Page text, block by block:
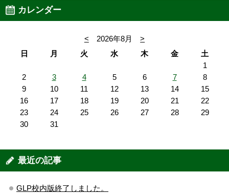
カレンダー
< 2026年8月
>
日
月 火 水 木 金
土
1
2
3 4 5 6 7
8
9
10 11 12 13 14
15
16
17 18 19 20 21
22
23
24 25 26 27 28
29
30
31
最近の記事
GLP校内版終了しました。